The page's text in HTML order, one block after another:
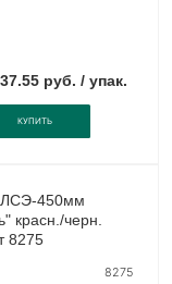
руб. / упак.
КУПИТЬ
ЛСЭ-450мм
красн./черн.
8275
8275